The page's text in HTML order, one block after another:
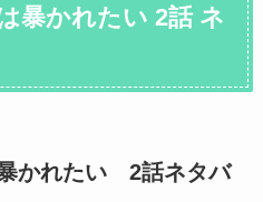
暴かれたい 2話 ネ
かれたい 2話ネタバ